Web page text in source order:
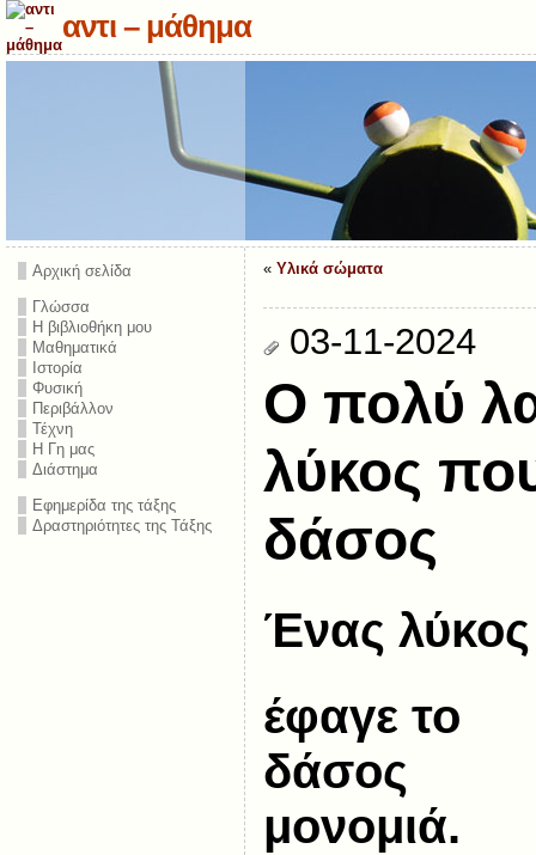
αντι – μάθημα
Αρχική σελίδα
Γλώσσα
Η βιβλιοθήκη μου
Μαθηματικά
Ιστορία
Φυσική
Περιβάλλον
Τέχνη
Η Γη μας
Διάστημα
Εφημερίδα της τάξης
Δραστηριότητες της Τάξης
« Υλικά σώματα
03-11-2024
Ο πολύ
λύκος
δάσος
Ένας
έφαγε το
δάσος
μονομιά.